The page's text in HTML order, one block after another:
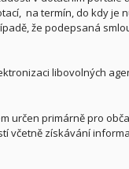
na termín, do kdy je
že podepsaná
libovolných
určen primárně pro
včetně získávání